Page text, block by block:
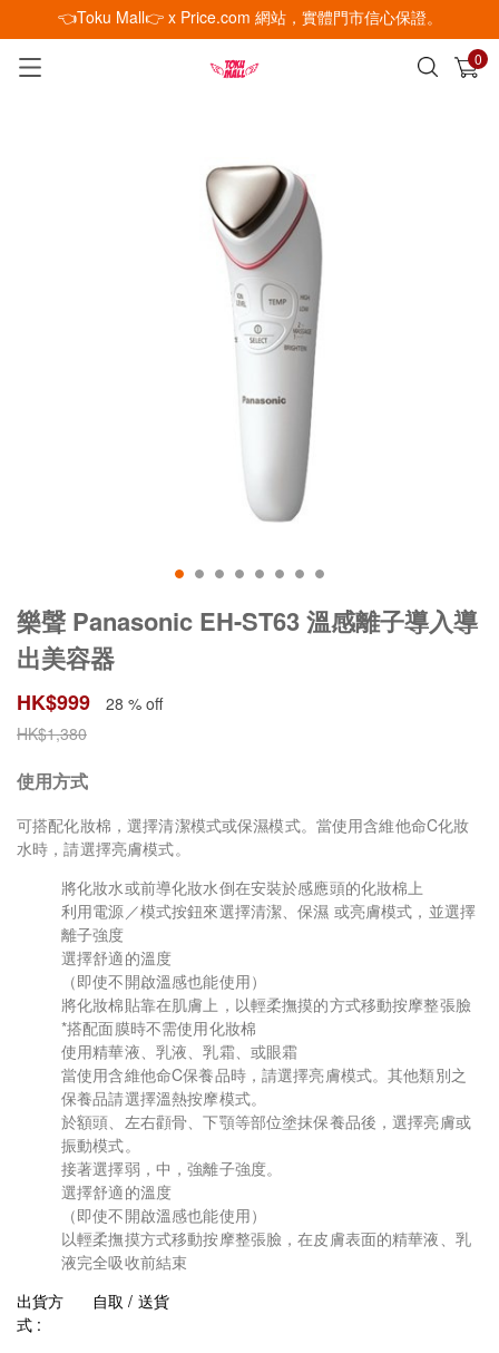
👈Toku Mall👉 x Price.com 網站，實體門市信心保證。
0
已加入購物車 查看
樂聲 Panasonic EH-ST63 溫感離子導入導
出美容器
HK$999
28 % off
HK$1,380
使用方式
可搭配化妝棉，選擇清潔模式或保濕模式。當使用含維他命C化妝
水時，請選擇亮膚模式。
將化妝水或前導化妝水倒在安裝於感應頭的化妝棉上
利用電源／模式按鈕來選擇清潔、保濕 或亮膚模式，並選擇
離子強度
選擇舒適的溫度
（即使不開啟溫感也能使用）
將化妝棉貼靠在肌膚上，以輕柔撫摸的方式移動按摩整張臉
*搭配面膜時不需使用化妝棉
使用精華液、乳液、乳霜、或眼霜
當使用含維他命C保養品時，請選擇亮膚模式。其他類別之
保養品請選擇溫熱按摩模式。
於額頭、左右顴骨、下顎等部位塗抹保養品後，選擇亮膚或
振動模式。
接著選擇弱，中，強離子強度。
選擇舒適的溫度
（即使不開啟溫感也能使用）
以輕柔撫摸方式移動按摩整張臉，在皮膚表面的精華液、乳
液完全吸收前結束
出貨方
式 :
自取 / 送貨